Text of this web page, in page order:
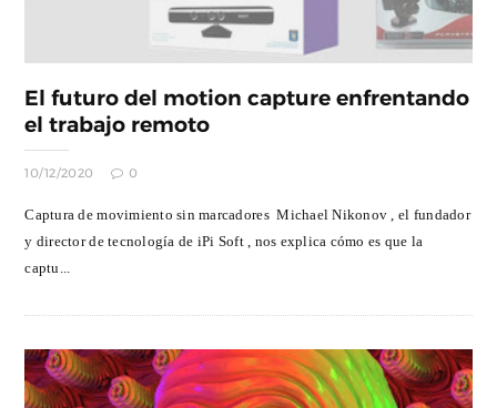
El futuro del motion capture enfrentando
el trabajo remoto
10/12/2020 0
Captura de movimiento sin marcadores Michael Nikonov , el fundador
y director de tecnología de iPi Soft , nos explica cómo es que la
captu...